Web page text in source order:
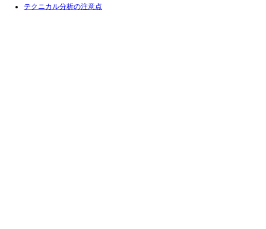
テクニカル分析の注意点